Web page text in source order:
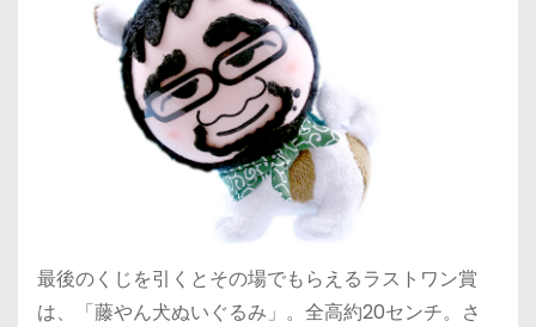
最後のくじを引くとその場でもらえるラストワン賞
は、「藤やん犬ぬいぐるみ」。全高約20センチ。さ